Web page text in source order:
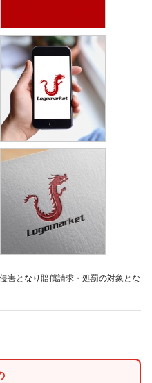
害となり賠償請求・処罰の対象とな